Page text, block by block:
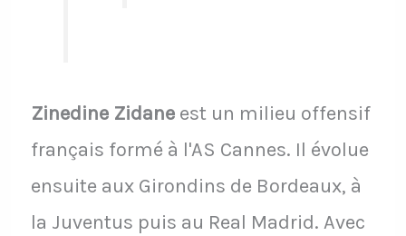
Zinedine Zidaneest un milieu offensif
français formé à l'AS Cannes. Il évolue
ensuite aux Girondins de Bordeaux, à
la Juventus puis au Real Madrid. Avec